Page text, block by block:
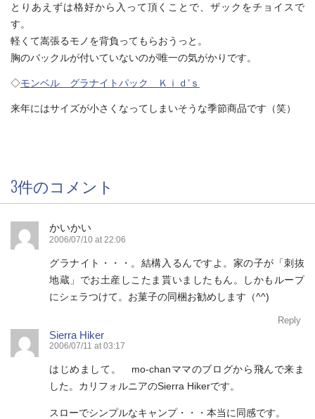
とりあえずは格好から入って頂くことで、ザックをチョイスで
す。
軽くて嵩張るモノを背負ってもらおうっと。
胸のバックルが付いていないのが唯一の気がかりです。
◇モンベル グラナイトパック Ｋｉｄ’ｓ
来年にはサイズが小さくなってしまいそうな季節商品です（笑）
3件のコメント
かいかい
2006/07/10 at 22:06
グラナイト・・・。結構入るんですよ。家の子が「刺抜
地蔵」でお土産しこたま貰いましたもん。しかもループ
にシェラつけて。お菓子の同梱お勧めします（^^)
Reply
Sierra Hiker
2006/07/11 at 03:17
はじめまして。 mo-chanママのブログから飛んで来ま
した。カリフォルニアのSierra Hikerです。
スローでシンプルなキャンプ・・・本当に同感です。